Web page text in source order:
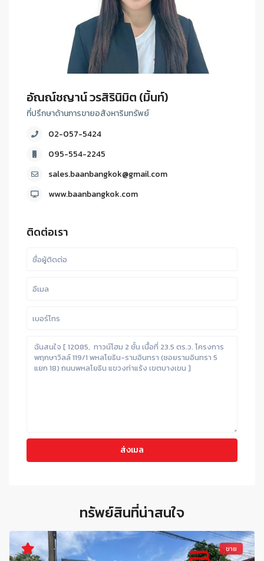
อัณณ์ชญาน์ วรสิรินิมิต (มิ้นท์)
ที่ปรึกษาด้านการขายอสังหาริมทรัพย์
02-057-5424
095-554-2245
sales.baanbangkok@gmail.com
www.baanbangkok.com
ติดต่อเรา
ทรัพย์สินที่น่าสนใจ
ขาย